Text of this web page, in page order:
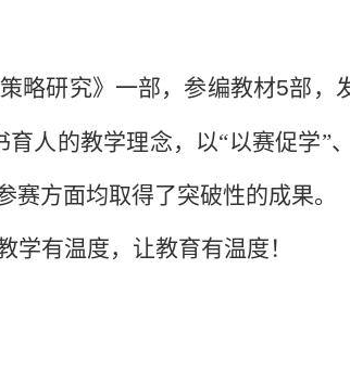
略研究》一部，参编教材5部，
育人的教学理念，以“以赛促学”
方面均取得了突破性的成果。
有温度，让教育有温度！